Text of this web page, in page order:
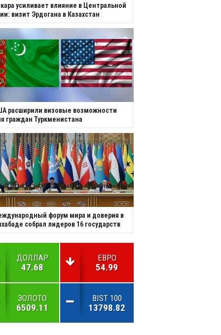
усиливает влияние в Центральной
визит Эрдогана в Казахстан
расширили визовые возможности
граждан Туркменистана
форум мира и доверия в
собрал лидеров 16 государств
ДОЛЛАР
47.68
ЕВРО
54.99
ЗОЛОТО
6509.11
BIST 100
13798.82